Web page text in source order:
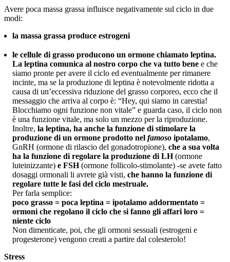
Avere poca massa grassa influisce negativamente sul ciclo in due
modi:
la massa grassa produce estrogeni
le cellule di grasso producono un ormone chiamato leptina.
La leptina comunica al nostro corpo che va tutto bene e che
siamo pronte per avere il ciclo ed eventualmente per rimanere
incinte, ma se la produzione di leptina è notevolmente ridotta a
causa di un’eccessiva riduzione del grasso corporeo, ecco che il
messaggio che arriva al corpo è: “Hey, qui siamo in carestia!
Blocchiamo ogni funzione non vitale” e guarda caso, il ciclo non
è una funzione vitale, ma solo un mezzo per la riproduzione.
Inoltre, la leptina, ha anche la funzione di stimolare la
produzione di un ormone prodotto nel famoso ipotalamo,
GnRH (ormone di rilascio del gonadotropione), che a sua volta
ha la funzione di regolare la produzione di LH(ormone
luteinizzante) e FSH(ormone follicolo-stimolante) -se avete fatto
dosaggi ormonali li avrete già visti, che hanno la funzione di
regolare tutte le fasi del ciclo mestruale.
Per farla semplice:
poco grasso = poca leptina = ipotalamo addormentato =
ormoni che regolano il ciclo che si fanno gli affari loro =
niente ciclo
Non dimenticate, poi, che gli ormoni sessuali (estrogeni e
progesterone) vengono creati a partire dal colesterolo!
Stress